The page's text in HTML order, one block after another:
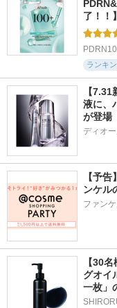
了！！
ランキ
【
液に、
が登場
ディオ
【予
ンケル
ファン
【30
グオイ
一枚」